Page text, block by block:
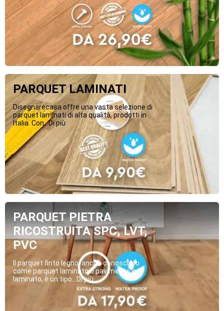
PARQUET LAMINATI
Disegnarecasa offre una vasta selezione di
parquet laminati di alta qualità, prodotti in
Italia. Con...Di più
PARQUET PIETRA
RICOSTRUITA SPC, LVT,
PVC
Il parquet finto legno, anche conosciuto
come parquet laminato o pavimento in
laminato, è un tipo...Di più